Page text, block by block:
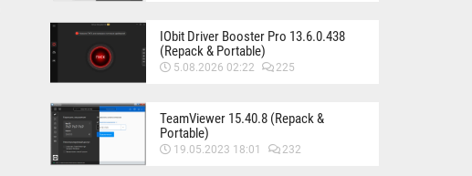
IObit Driver Booster Pro 13.6.0.438
(Repack & Portable)
5.08.2026 02:22 225
TeamViewer 15.40.8 (Repack &
Portable)
19.05.2023 18:01 232